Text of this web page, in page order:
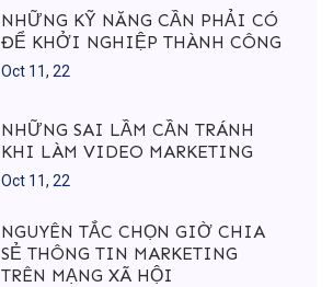
NHỮNG KỸ NĂNG CẦN PHẢI CÓ
ĐỂ KHỞI NGHIỆP THÀNH CÔNG
Oct 11, 22
NHỮNG SAI LẦM CẦN TRÁNH
KHI LÀM VIDEO MARKETING
Oct 11, 22
NGUYÊN TẮC CHỌN GIỜ CHIA
SẺ THÔNG TIN MARKETING
TRÊN MẠNG XÃ HỘI